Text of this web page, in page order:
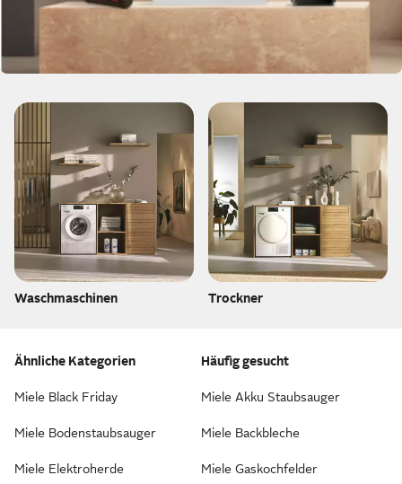
Waschmaschinen Trockner
Ähnliche Kategorien
Miele Black Friday
Miele Bodenstaubsauger
Miele Elektroherde
Häufig gesucht
Miele Akku Staubsauger
Miele Backbleche
Miele Gaskochfelder